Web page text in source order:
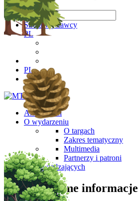
Strefa Wystawcy
PL
PL
Aktualności
O wydarzeniu
O targach
Zakres tematyczny
Multimedia
Partnerzy i patroni
Dla Zwiedzających
Ważne informacje